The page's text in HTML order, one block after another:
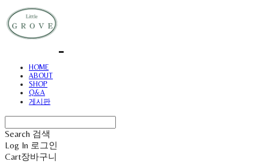
HOME
ABOUT
SHOP
Q&A
게시판
Search 검색
Log In 로그인
Cart장바구니